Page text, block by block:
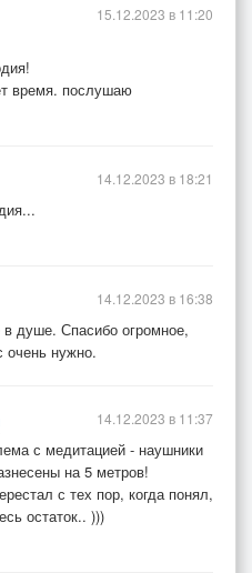
время. послушаю
15.12.2023 в 11:20
14.12.2023 в 18:21
в душе. Спасибо огромное,
очень нужно.
14.12.2023 в 16:38
с медитацией - наушники
на 5 метров!
с тех пор, когда понял,
остаток.. )))
14.12.2023 в 11:37